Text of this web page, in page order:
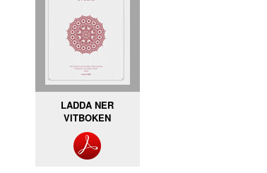
LADDA NER
VITBOKEN